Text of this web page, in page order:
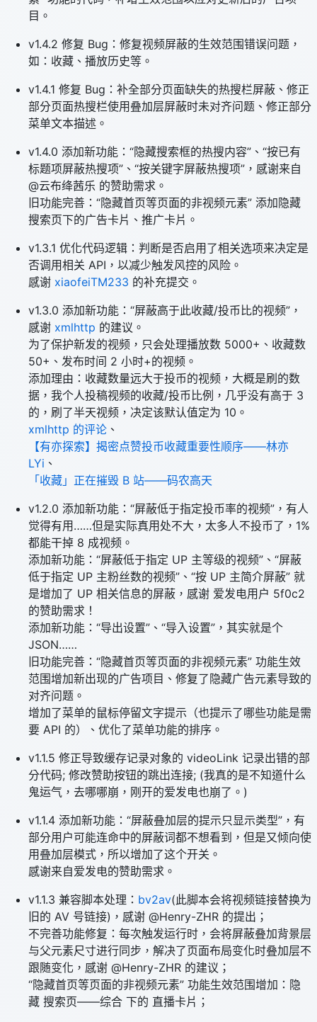
目。
v1.4.2 修复 Bug：修复视频屏蔽的生效范围错误问题，
如：收藏、播放历史等。
v1.4.1 修复 Bug：补全部分页面缺失的热搜栏屏蔽、修正
部分页面热搜栏使用叠加层屏蔽时未对齐问题、修正部分
菜单文本描述。
v1.4.0 添加新功能：“隐藏搜索框的热搜内容”、“按已有
标题项屏蔽热搜项”、“按关键字屏蔽热搜项”，感谢来自
@云布绛茜乐 的赞助需求。
旧功能完善：“隐藏首页等页面的非视频元素” 添加隐藏
搜索页下的广告卡片、推广卡片。
v1.3.1 优化代码逻辑：判断是否启用了相关选项来决定是
否调用相关 API，以减少触发风控的风险。
感谢 xiaofeiTM233 的补充提交。
v1.3.0 添加新功能：“屏蔽高于此收藏/投币比的视频”，
感谢 xmlhttp 的建议。
为了保护新发的视频，只会处理播放数 5000+、收藏数
50+、发布时间 2 小时+的视频。
添加理由：收藏数量远大于投币的视频，大概是刷的数
据，我个人投稿视频的收藏/投币比例，几乎没有高于 3
的，刷了半天视频，决定该默认值定为 10。
xmlhttp 的评论 、
【有亦探索】揭密点赞投币收藏重要性顺序——林亦
LYi 、
「收藏」正在摧毁 B 站——码农高天
v1.2.0 添加新功能：“屏蔽低于指定投币率的视频”，有人
觉得有用……但是实际真用处不大，太多人不投币了，1%
都能干掉 8 成视频。
添加新功能：“屏蔽低于指定 UP 主等级的视频”、“屏蔽
低于指定 UP 主粉丝数的视频”、“按 UP 主简介屏蔽” 就
是增加了 UP 相关信息的屏蔽，感谢 爱发电用户 5f0c2
的赞助需求！
添加新功能：“导出设置”、“导入设置”，其实就是个
JSON……
旧功能完善：“隐藏首页等页面的非视频元素” 功能生效
范围增加新出现的广告项目、修复了隐藏广告元素导致的
对齐问题。
增加了菜单的鼠标停留文字提示（也提示了哪些功能是需
要 API 的）、优化了菜单功能的排序。
v1.1.5 修正导致缓存记录对象的 videoLink 记录出错的部
分代码; 修改赞助按钮的跳出连接; (我真的是不知道什么
鬼运气，去哪哪崩，刚开的爱发电也崩了。)
v1.1.4 添加新功能：“屏蔽叠加层的提示只显示类型”，有
部分用户可能连命中的屏蔽词都不想看到，但是又倾向使
用叠加层模式，所以增加了这个开关。
感谢来自爱发电的赞助需求。
v1.1.3 兼容脚本处理： bv2av(此脚本会将视频链接替换为
旧的 AV 号链接)，感谢 @Henry-ZHR 的提出；
不完善功能修复：每次触发运行时，会将屏蔽叠加背景层
与父元素尺寸进行同步，解决了页面布局变化时叠加层不
跟随变化，感谢 @Henry-ZHR 的建议；
“隐藏首页等页面的非视频元素” 功能生效范围增加：隐
藏 搜索页——综合 下的 直播卡片；